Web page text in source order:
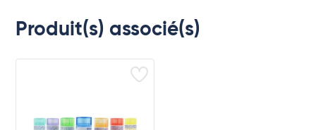
Produit(s) associé(s)